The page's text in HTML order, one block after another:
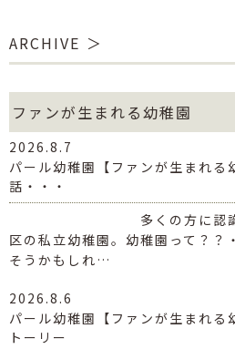
ARCHIVE
ファンが生まれる幼稚園
2026.8.7
パール幼稚園【ファンが生まれる
話・・・
多くの方に認識され
区の私立幼稚園。幼稚園って？？
そうかもしれ…
2026.8.6
パール幼稚園【ファンが生まれる
トーリー